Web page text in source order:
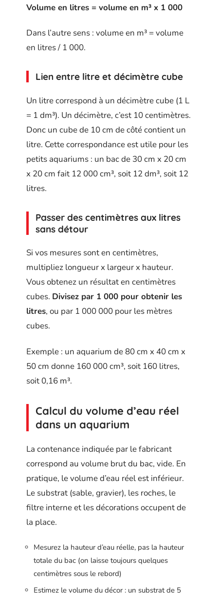
Volume en litres = volume en m³ x 1 000
Dans l’autre sens : volume en m³ = volume
en litres / 1 000.
Lien entre litre et décimètre cube
Un litre correspond à un décimètre cube (1 L
= 1 dm³). Un décimètre, c’est 10 centimètres.
Donc un cube de 10 cm de côté contient un
litre. Cette correspondance est utile pour les
petits aquariums : un bac de 30 cm x 20 cm
x 20 cm fait 12 000 cm³, soit 12 dm³, soit 12
litres.
Passer des centimètres aux litres
sans détour
Si vos mesures sont en centimètres,
multipliez longueur x largeur x hauteur.
Vous obtenez un résultat en centimètres
cubes. Divisez par 1 000 pour obtenir les
litres, ou par 1 000 000 pour les mètres
cubes.
Exemple : un aquarium de 80 cm x 40 cm x
50 cm donne 160 000 cm³, soit 160 litres,
soit 0,16 m³.
Calcul du volume d’eau réel
dans un aquarium
La contenance indiquée par le fabricant
correspond au volume brut du bac, vide. En
pratique, le volume d’eau réel est inférieur.
Le substrat (sable, gravier), les roches, le
filtre interne et les décorations occupent de
la place.
Mesurez la hauteur d’eau réelle, pas la hauteur
totale du bac (on laisse toujours quelques
centimètres sous le rebord)
Estimez le volume du décor : un substrat de 5